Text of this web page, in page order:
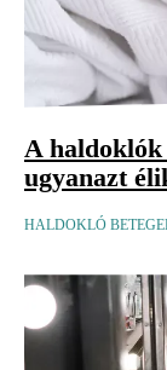
A
ugyanazt
HALDOKLÓ